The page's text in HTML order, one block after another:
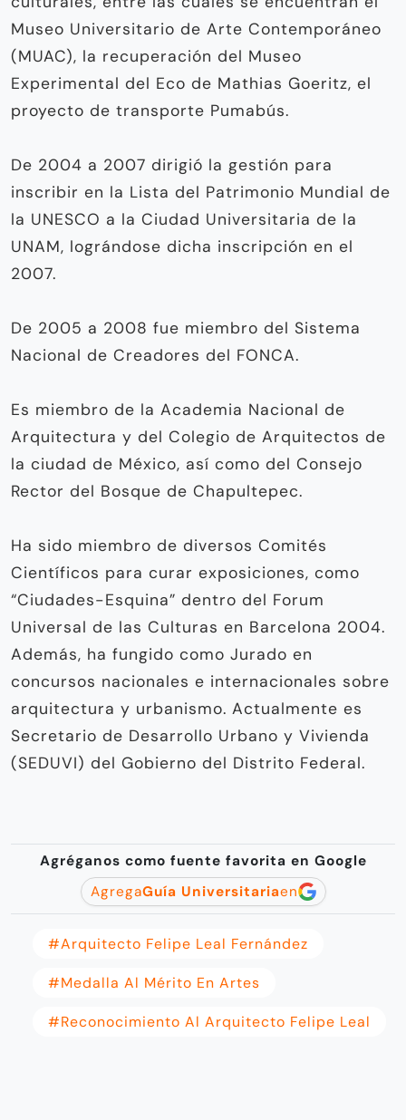
Museo Universitario de Arte Contemporáneo
(MUAC), la recuperación del Museo
Experimental del Eco de Mathias Goeritz, el
proyecto de transporte Pumabús.
De 2004 a 2007 dirigió la gestión para
inscribir en la Lista del Patrimonio Mundial de
la UNESCO a la Ciudad Universitaria de la
UNAM, lográndose dicha inscripción en el
2007.
De 2005 a 2008 fue miembro del Sistema
Nacional de Creadores del FONCA.
Es miembro de la Academia Nacional de
Arquitectura y del Colegio de Arquitectos de
la ciudad de México, así como del Consejo
Rector del Bosque de Chapultepec.
Ha sido miembro de diversos Comités
Científicos para curar exposiciones, como
“Ciudades-Esquina” dentro del Forum
Universal de las Culturas en Barcelona 2004.
Además, ha fungido como Jurado en
concursos nacionales e internacionales sobre
arquitectura y urbanismo. Actualmente es
Secretario de Desarrollo Urbano y Vivienda
(SEDUVI) del Gobierno del Distrito Federal.
Agréganos como fuente favorita en Google
AgregaGuía Universitariaen
#arquitecto Felipe Leal Fernández
#medalla Al Mérito En Artes
#reconocimiento Al Arquitecto Felipe Leal